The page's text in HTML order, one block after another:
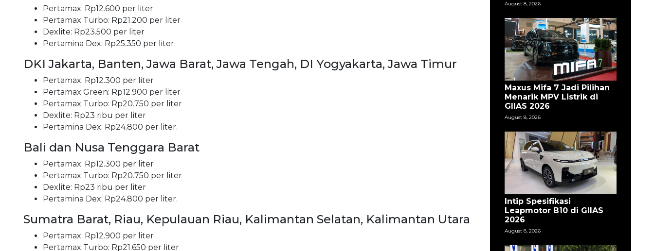
Pertamax: Rp12.600 per liter
Pertamax Turbo: Rp21.200 per liter
Dexlite: Rp23.500 per liter
Pertamina Dex: Rp25.350 per liter.
DKI Jakarta, Banten, Jawa Barat, Jawa Tengah, DI Yogyakarta, Jawa Timur
Pertamax: Rp12.300 per liter
Pertamax Green: Rp12.900 per liter
Pertamax Turbo: Rp20.750 per liter
Dexlite: Rp23 ribu per liter
Pertamina Dex: Rp24.800 per liter.
Bali dan Nusa Tenggara Barat
Pertamax: Rp12.300 per liter
Pertamax Turbo: Rp20.750 per liter
Dexlite: Rp23 ribu per liter
Pertamina Dex: Rp24.800 per liter.
Sumatra Barat, Riau, Kepulauan Riau, Kalimantan Selatan, Kalimantan Utara
Pertamax: Rp12.900 per liter
Pertamax Turbo: Rp21.650 per liter
August 8, 2026
Maxus Mifa 7 Jadi Pilihan
Menarik MPV Listrik di
GIIAS 2026
August 8, 2026
Intip Spesifikasi
Leapmotor B10 di GIIAS
2026
August 8, 2026